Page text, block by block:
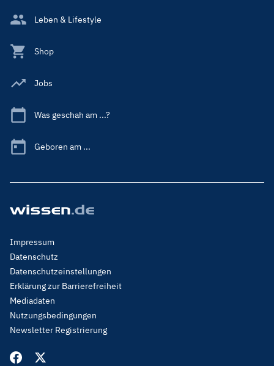
Leben & Lifestyle
Shop
Jobs
Was geschah am ...?
Geboren am ...
Footer
Menu
Legal
Impressum
Datenschutz
Datenschutzeinstellungen
Erklärung zur Barrierefreiheit
Mediadaten
Nutzungsbedingungen
Newsletter Registrierung